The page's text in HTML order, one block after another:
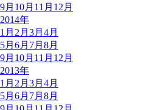
9月 10月 11月 12月
2014年
1月 2月 3月 4月
5月 6月 7月 8月
9月 10月 11月 12月
2013年
1月 2月 3月 4月
5月 6月 7月 8月